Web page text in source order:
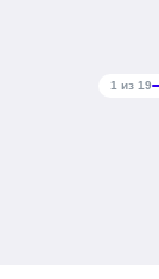
1 из 19